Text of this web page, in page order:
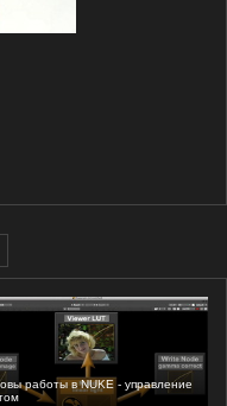
работы в NUKE - управление